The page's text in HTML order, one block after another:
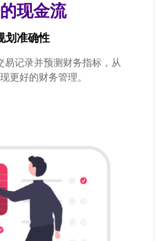
现金流
划准确性
记录并预测财务指标，从
更好的财务管理。